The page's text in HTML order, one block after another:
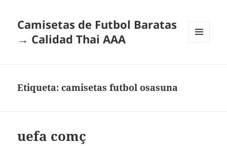
Camisetas de Futbol Baratas
→ Calidad Thai AAA
Etiqueta:camisetas futbol osasuna
uefa comç